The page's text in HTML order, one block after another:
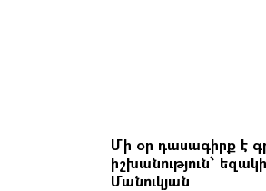
Մի օր դասագիրք է
իշխանություն՝
Մանուկյան